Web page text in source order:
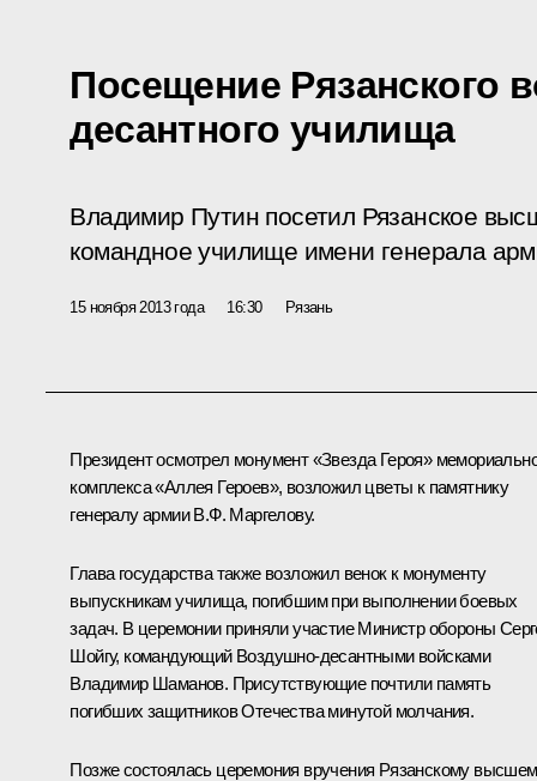
Посещение Рязанского
десантного училища
Владимир Путин посетил Рязанское
командное училище имени генерала
15 ноября 2013 года 16:30 Рязань
Президент осмотрел монумент «Звезда Героя»
комплекса «Аллея Героев», возложил цветы к памятнику
генералу армии В.Ф. Маргелову.
Глава государства также возложил венок к монументу
выпускникам училища, погибшим при выполнении боевых
задач. В церемонии приняли участие Министр обороны
Шойгу, командующий Воздушно-десантными войсками
Владимир Шаманов. Присутствующие почтили память
погибших защитников Отечества минутой молчания.
Позже состоялась церемония вручения Рязанскому